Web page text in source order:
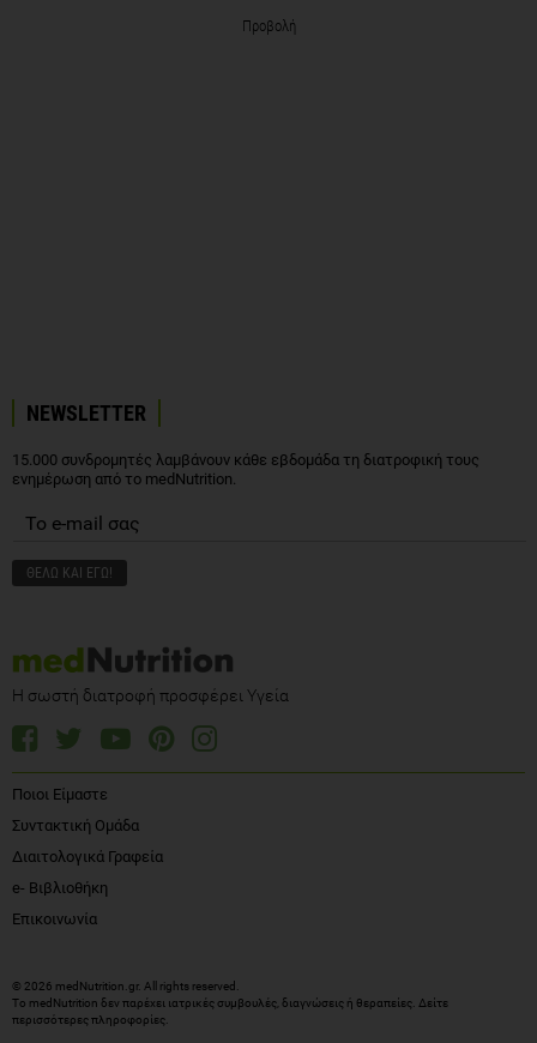
Προβολή
NEWSLETTER
15.000 συνδρομητές λαμβάνουν κάθε εβδομάδα τη διατροφική τους
ενημέρωση από το medNutrition.
Η σωστή διατροφή προσφέρει Υγεία
Ποιοι Είμαστε
Συντακτική Ομάδα
Διαιτολογικά Γραφεία
e- Βιβλιοθήκη
Επικοινωνία
© 2026 medNutrition.gr. All rights reserved.
Το medNutrition δεν παρέχει ιατρικές συμβουλές, διαγνώσεις ή θεραπείες. Δείτε
περισσότερες πληροφορίες